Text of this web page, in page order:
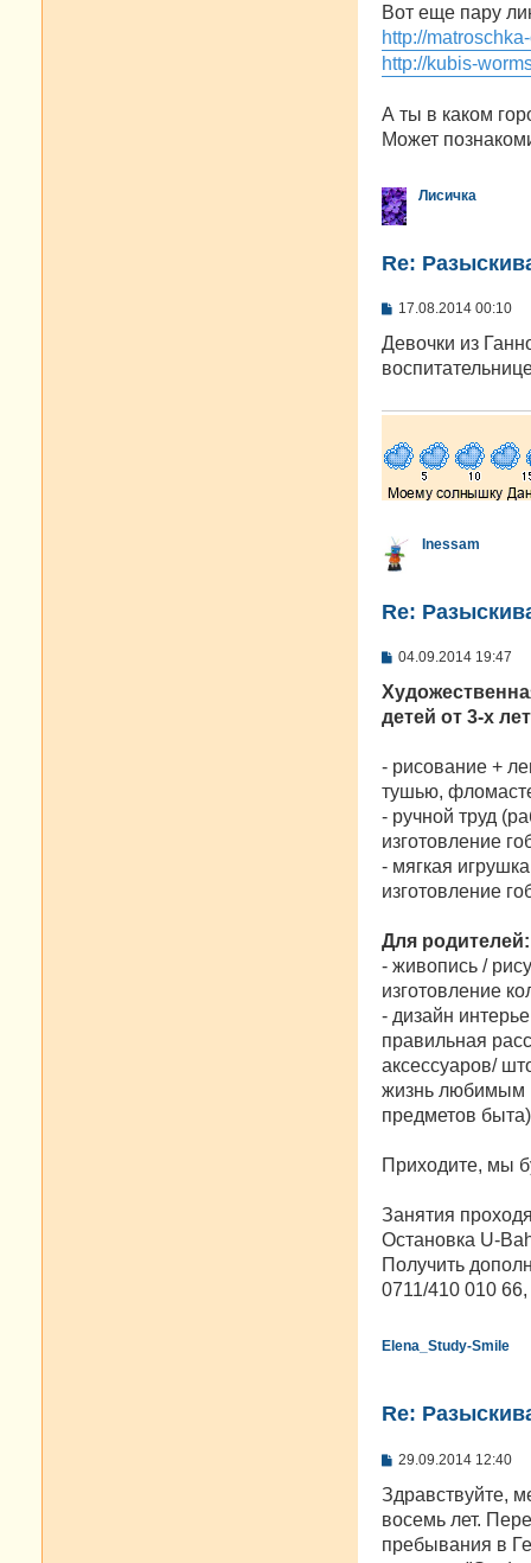
Вот еще пару
http://
http://kubis-
А ты в каком
Может
Лисичка
Re:
С
о
б
щ
н
е
17.08.2014 00:10
Девочки из
Inessam
Re:
С
о
б
щ
и
е
04.09.2014 19:47
детей от 3-х
- рисование +
тушью,
- ручной труд
изготовление
- мягкая
изготовление
Для родителей:
- живопись /
изготовление
- дизайн
правильная
аксессуаров/
жизнь любимым
предметов
Приходите, мы
Занятия
Остановка U-
Получить
0711/410 010
Elena_Study-Smile
Re:
С
о
б
щ
е
н
29.09.2014 12:40
Здравствуйте,
восемь лет.
пребывания в